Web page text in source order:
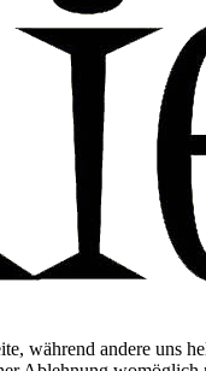
während andere uns